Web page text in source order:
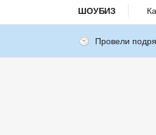
ШОУБИЗ
Провели